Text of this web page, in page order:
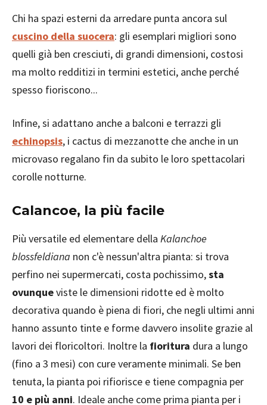
Chi ha spazi esterni da arredare punta ancora sul
cuscino della suocera: gli esemplari migliori sono
quelli già ben cresciuti, di grandi dimensioni, costosi
ma molto redditizi in termini estetici, anche perché
spesso fioriscono...
Infine, si adattano anche a balconi e terrazzi gli
echinopsis, i cactus di mezzanotte che anche in un
microvaso regalano fin da subito le loro spettacolari
corolle notturne.
Calancoe, la più facile
Più versatile ed elementare della Kalanchoe
blossfeldiana non c'è nessun'altra pianta: si trova
perfino nei supermercati, costa pochissimo,sta
ovunqueviste le dimensioni ridotte ed è molto
decorativa quando è piena di fiori, che negli ultimi anni
hanno assunto tinte e forme davvero insolite grazie al
lavori dei floricoltori. Inoltre la fioritura dura a lungo
(fino a 3 mesi) con cure veramente minimali. Se ben
tenuta, la pianta poi rifiorisce e tiene compagnia per
10 e più anni. Ideale anche come prima pianta per i